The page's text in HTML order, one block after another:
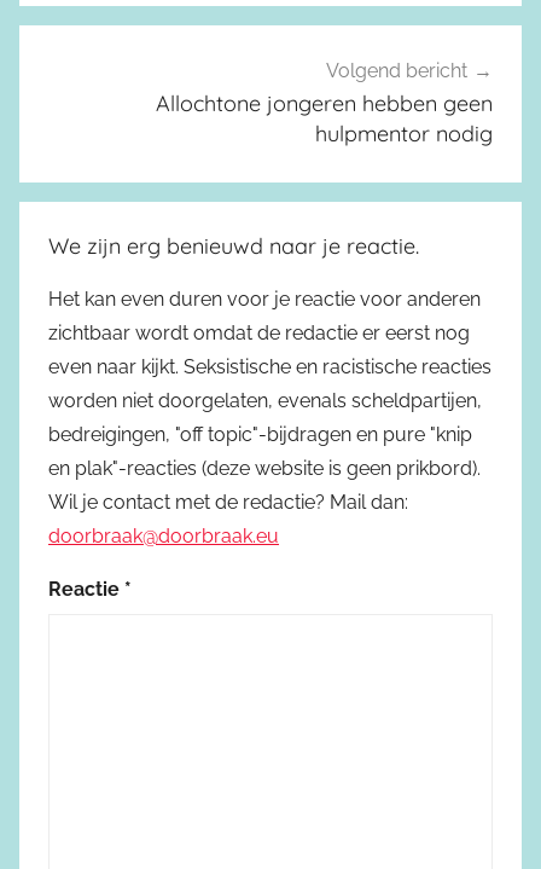
Volgend bericht
Allochtone jongeren hebben geen
hulpmentor nodig
We zijn erg benieuwd naar je reactie.
Het kan even duren voor je reactie voor anderen
zichtbaar wordt omdat de redactie er eerst nog
even naar kijkt. Seksistische en racistische reacties
worden niet doorgelaten, evenals scheldpartijen,
bedreigingen, "off topic"-bijdragen en pure "knip
en plak"-reacties (deze website is geen prikbord).
Wil je contact met de redactie? Mail dan:
doorbraak@doorbraak.eu
Reactie *